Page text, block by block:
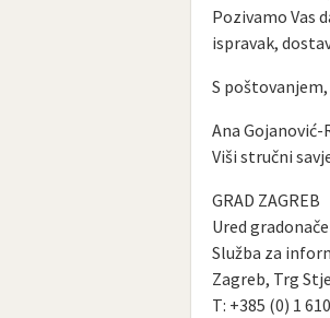
Pozivamo Vas
ispravak,
S poštovanjem,
Ana Gojanović-
Viši stručni
GRAD ZAGREB
Ured
Služba za
Zagreb, Trg
T: +385 (0) 1